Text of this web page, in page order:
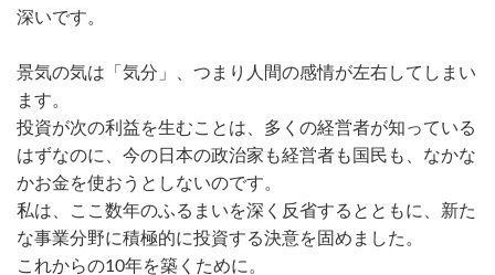
深いです。
景気の気は「気分」、つまり人間の感情が左右してしまい
ます。
投資が次の利益を生むことは、多くの経営者が知っている
はずなのに、今の日本の政治家も経営者も国民も、なかな
かお金を使おうとしないのです。
私は、ここ数年のふるまいを深く反省するとともに、新た
な事業分野に積極的に投資する決意を固めました。
これからの10年を築くために。